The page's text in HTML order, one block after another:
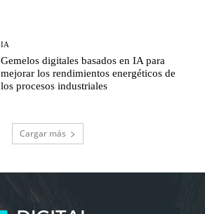
IA
Gemelos digitales basados en IA para
mejorar los rendimientos energéticos de
los procesos industriales
Cargar más